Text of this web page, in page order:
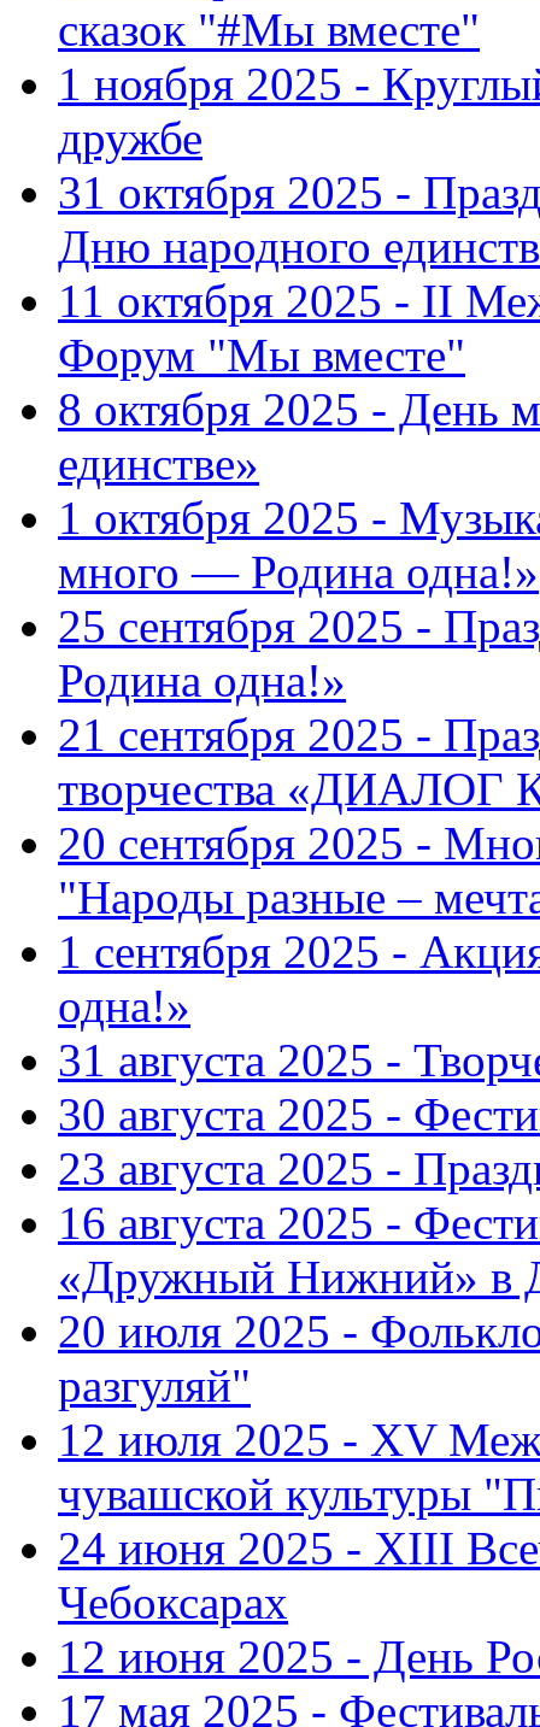
сказок "#Мы вместе"
1 ноября 2025 -
дружбе
31 октября 2025 -
Дню народного
11 октября 2025 - II
Форум "Мы вместе"
8 октября 2025 - День
единстве»
1 октября 2025 -
много — Родина одна!»
25 сентября 2025 -
Родина одна!»
21 сентября 2025 -
творчества «ДИАЛОГ
20 сентября 2025 -
"Народы разные –
1 сентября 2025 -
одна!»
31 августа 2025 -
30 августа 2025 -
23 августа 2025 -
16 августа 2025 -
«Дружный Нижний» в
20 июля 2025 -
разгуляй"
12 июля 2025 - XV
чувашской культуры
24 июня 2025 - XIII
Чебоксарах
12 июня 2025 - День
17 мая 2025 -